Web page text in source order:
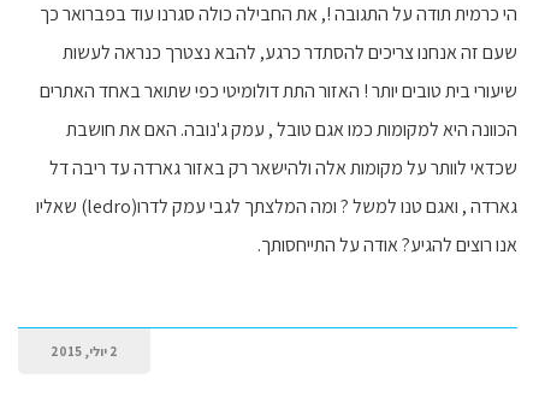
הי כרמית תודה על התגובה !, את החבילה כולה סגרנו עוד בפברואר כך
שעם זה אנחנו צריכים להסתדר כרגע, להבא נצטרך כנראה לעשות
שיעורי בית טובים יותר ! האזור התת דולומיטי כפי שתואר באחד האתרים
הכוונה היא למקומות כמו אגם טובל , עמק ג'נובה. האם את חושבת
שכדאי לוותר על מקומות אלה ולהישאר רק באזור גארדה עד ריבה דל
גארדה , ואגם טנו למשל ? ומה המלצתך לגבי עמק לדרו(ledro) שאליו
אנו רוצים להגיע? אודה על התייחסותך.
2 יולי, 2015